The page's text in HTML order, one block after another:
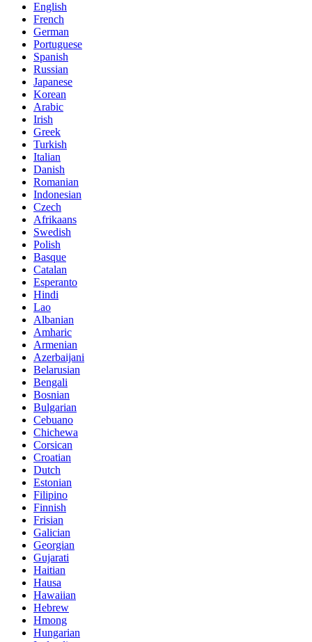
English
French
German
Portuguese
Spanish
Russian
Japanese
Korean
Arabic
Irish
Greek
Turkish
Italian
Danish
Romanian
Indonesian
Czech
Afrikaans
Swedish
Polish
Basque
Catalan
Esperanto
Hindi
Lao
Albanian
Amharic
Armenian
Azerbaijani
Belarusian
Bengali
Bosnian
Bulgarian
Cebuano
Chichewa
Corsican
Croatian
Dutch
Estonian
Filipino
Finnish
Frisian
Galician
Georgian
Gujarati
Haitian
Hausa
Hawaiian
Hebrew
Hmong
Hungarian